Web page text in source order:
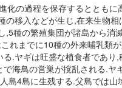
の過程を保存するととも
移入などが生じ,在来生物
種の繁殖集団が諸島から消
れまでに10種の外来哺乳類
.ヤギは旺盛な植食者であ
海鳥の営巣が撹乱される.
4島に生残する.父島では